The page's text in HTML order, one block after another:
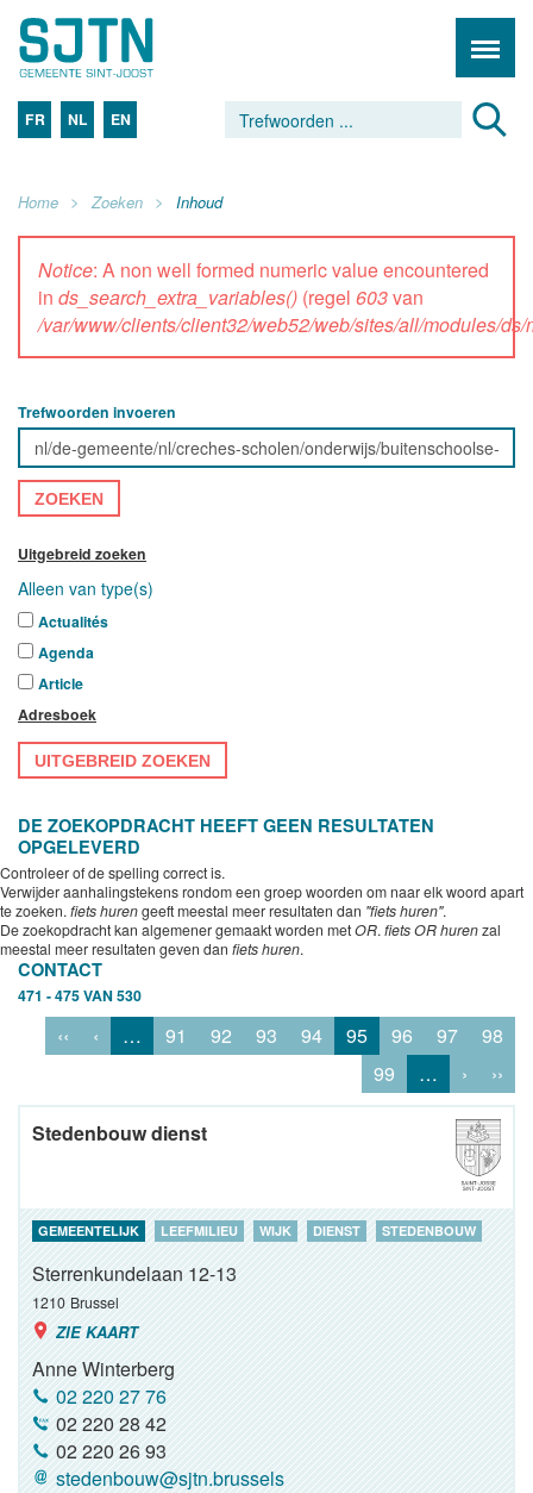
FR NL EN
Home Zoeken Inhoud
Notice: A non well formed numeric value encountered
in ds_search_extra_variables() (regel 603van
/var/www/clients/client32/web52/web/sites/all/modules/
Trefwoorden invoeren
ZOEKEN
Uitgebreid zoeken
Alleen van type(s)
Actualités
Agenda
Article
Adresboek
UITGEBREID ZOEKEN
DE ZOEKOPDRACHT HEEFT GEEN RESULTATEN
OPGELEVERD
Controleer of de spelling correct is.
Verwijder aanhalingstekens rondom een groep woorden om naar elk woord apart
te zoeken. fiets hurengeeft meestal meer resultaten dan "fiets huren".
De zoekopdracht kan algemener gemaakt worden metOR. fiets OR hurenzal
meestal meer resultaten geven dan fiets huren.
CONTACT
471 - 475 VAN 530
‹‹ ‹ … 91 92 93 94 95 96 97
98
99
… › ››
Stedenbouw dienst
GEMEENTELIJK LEEFMILIEU WIJK DIENST STEDENBOUW
Sterrenkundelaan 12-13
1210 Brussel
ZIE KAART
Anne Winterberg
02 220 27 76
02 220 28 42
02 220 26 93
stedenbouw@sjtn.brussels